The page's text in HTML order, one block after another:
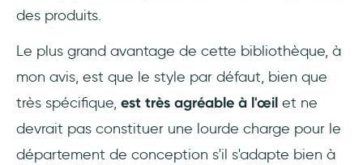
des produits.
Le plus grand avantage de cette bibliothèque, à
mon avis, est que le style par défaut, bien que
très spécifique, est très agréable à l'œil et ne
devrait pas constituer une lourde charge pour le
département de conception s'il s'adapte bien à